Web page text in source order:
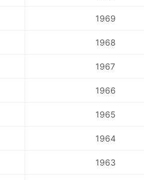
1969
1968
1967
1966
1965
1964
1963